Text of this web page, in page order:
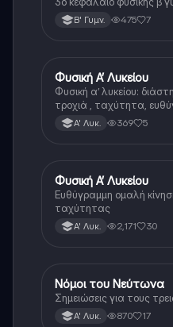
Β' Γυμν. 475 7
Φυσική
Φυσική Α’ Λυκείου
Φυσική α’ λυκείου:
τροχιά , ταχύτητα,
εξισώσεις στην
παραστάσεις στην ΕΟΚ
Α' Λυκ. 369 5
Φυσική
Φυσική Α’ Λυκείου
Ευθύγραμμη ομαλή
ταχύτητας
Α' Λυκ. 2,171 30
Φυσική
Νόμοι του Νεύτωνα
Σημειώσεις για τους
Α' Λυκ. 870 17